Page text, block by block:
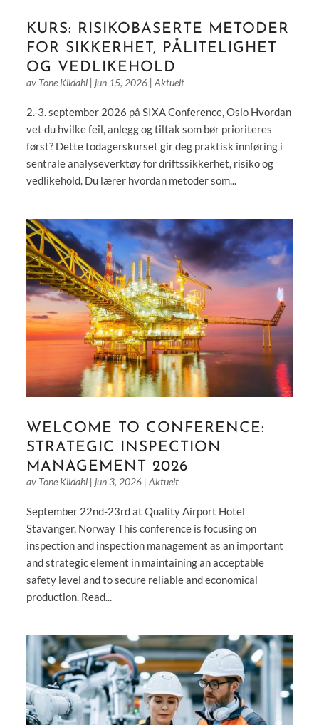
KURS: RISIKOBASERTE METODER
FOR SIKKERHET, PÅLITELIGHET
OG VEDLIKEHOLD
av Tone Kildahl| jun 15, 2026| Aktuelt
2.-3. september 2026 på SIXA Conference, Oslo Hvordan
vet du hvilke feil, anlegg og tiltak som bør prioriteres
først? Dette todagerskurset gir deg praktisk innføring i
sentrale analyseverktøy for driftssikkerhet, risiko og
vedlikehold. Du lærer hvordan metoder som...
WELCOME TO CONFERENCE:
STRATEGIC INSPECTION
MANAGEMENT 2026
av Tone Kildahl| jun 3, 2026| Aktuelt
September 22nd-23rd at Quality Airport Hotel
Stavanger, Norway This conference is focusing on
inspection and inspection management as an important
and strategic element in maintaining an acceptable
safety level and to secure reliable and economical
production. Read...